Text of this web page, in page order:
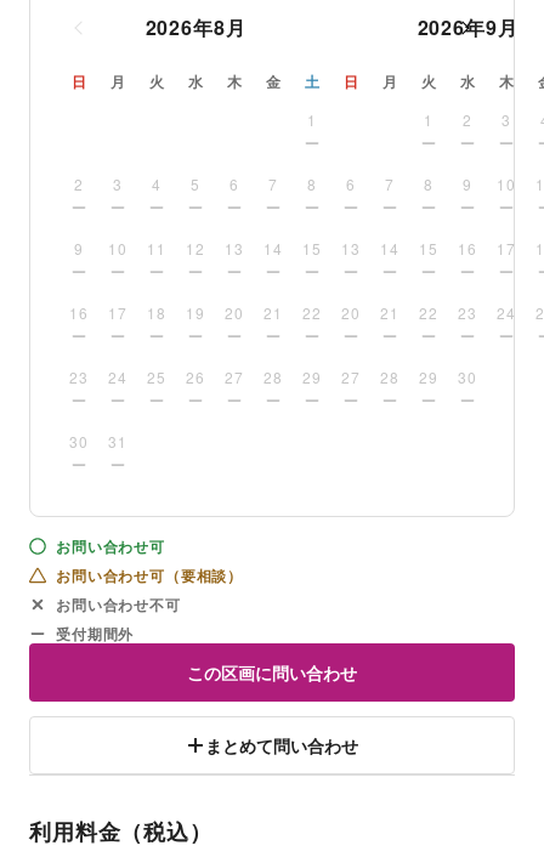
2026年8月
日 月 火 水 木 金 土
1
2 3 4 5 6 7 8
9 10 11 12 13 14 15
16 17 18 19 20 21 22
23 24 25 26 27 28 29
30 31
2026年9月
日 月 火 水 木
1 2 3
6 7 8 9 10
13 14 15 16 17
20 21 22 23 24
27 28 29 30
お問い合わせ可
お問い合わせ可（要相談）
お問い合わせ不可
受付期間外
この区画に問い合わせ
まとめて問い合わせ
利用料金（税込）